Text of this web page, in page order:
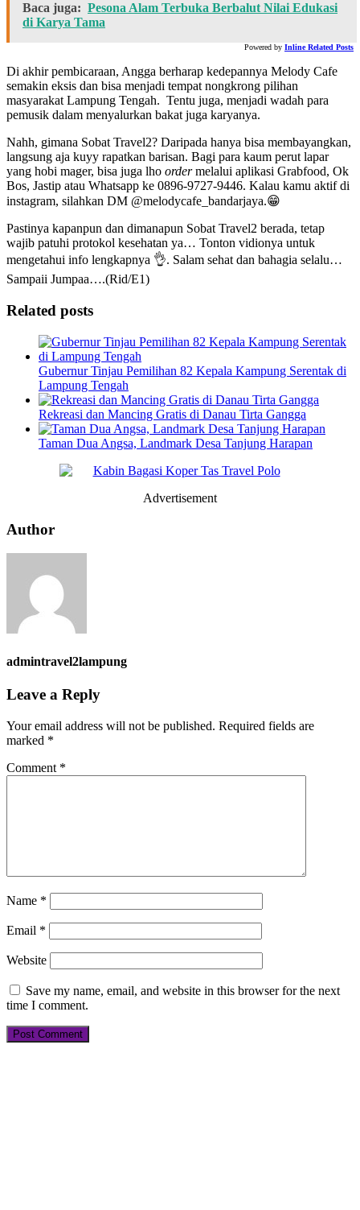
Baca juga: Pesona Alam Terbuka Berbalut Nilai Edukasi
di Karya Tama
Powered by Inline Related Posts
Di akhir pembicaraan, Angga berharap kedepannya Melody Cafe
semakin eksis dan bisa menjadi tempat nongkrong pilihan
masyarakat Lampung Tengah. Tentu juga, menjadi wadah para
pemusik dalam menyalurkan bakat juga karyanya.
Nahh, gimana Sobat Travel2? Daripada hanya bisa membayangkan,
langsung aja kuyy rapatkan barisan. Bagi para kaum perut lapar
yang hobi mager, bisa juga lho ordermelalui aplikasi Grabfood, Ok
Bos, Jastip atau Whatsapp ke 0896-9727-9446. Kalau kamu aktif di
instagram, silahkan DM @melodycafe_bandarjaya.😁
Pastinya kapanpun dan dimanapun Sobat Travel2 berada, tetap
wajib patuhi protokol kesehatan ya… Tonton vidionya untuk
mengetahui info lengkapnya 👌. Salam sehat dan bahagia selalu…
Sampaii Jumpaa….(Rid/E1)
Related posts
Gubernur Tinjau Pemilihan 82 Kepala Kampung Serentak di
Lampung Tengah
Rekreasi dan Mancing Gratis di Danau Tirta Gangga
Taman Dua Angsa, Landmark Desa Tanjung Harapan
Advertisement
Author
admintravel2lampung
Leave a Reply
Your email address will not be published. Required fields are
marked *
Comment *
Name *
Email *
Website
Save my name, email, and website in this browser for the next
time I comment.